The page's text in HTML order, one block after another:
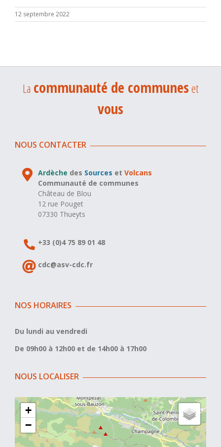
12 septembre 2022
La communauté de communeset
vous
NOUS CONTACTER
Ardèche des Sources etVolcans
Communauté de communes
Château de Blou
12 rue Pouget
07330 Thueyts
+33 (0)4 75 89 01 48
cdc@asv-cdc.fr
NOS HORAIRES
Du lundi au vendredi
De 09h00 à 12h00 et de 14h00 à 17h00
NOUS LOCALISER
+
−